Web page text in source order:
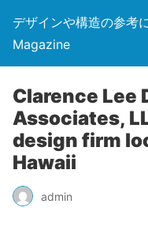
デザインや構造の参考
Magazine
Clarence Lee
Associates,
design firm
Hawaii
admin